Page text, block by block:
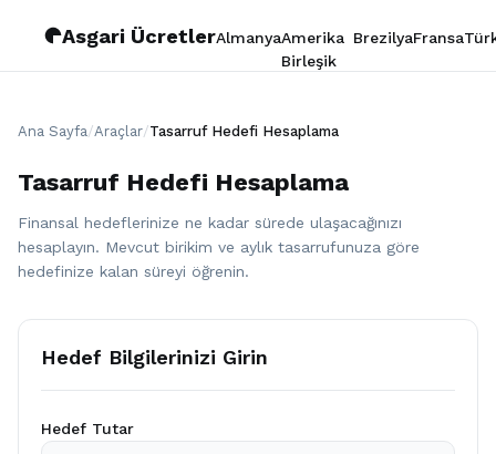
Asgari ÜcretlerAlmanyaAmerika
Birleşik
BrezilyaFransa
Ana Sayfa/Araçlar/Tasarruf Hedefi Hesaplama
Tasarruf Hedefi Hesaplama
Finansal hedeflerinize ne kadar sürede ulaşacağınızı
hesaplayın. Mevcut birikim ve aylık tasarrufunuza göre
hedefinize kalan süreyi öğrenin.
Hedef Bilgilerinizi Girin
Hedef Tutar